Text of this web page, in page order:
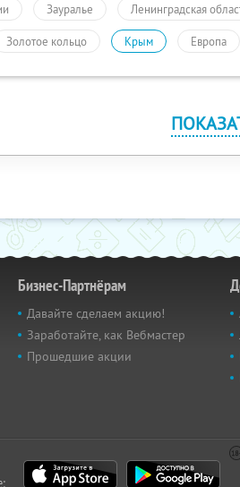
Зауралье Ленинградская
Золотое кольцо Крым Европа
Бизнес-Партнёрам
Давайте сделаем акцию!
Заработайте, как Вебмастер
Прошедшие акции